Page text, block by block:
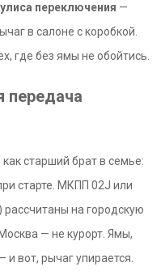
переключения —
в салоне с коробкой.
где без ямы не обойтись.
передача
старший брат в семье:
старте. МКПП 02J или
на городскую
— не курорт. Ямы,
вот, рычаг упирается.